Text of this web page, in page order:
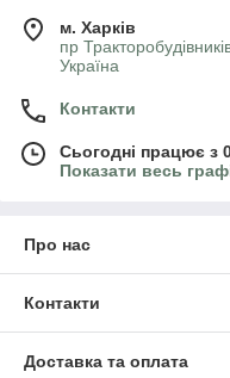
м. Харків
пр
Україна
Контакти
Сьогодні працює з
Показати весь
Про нас
Контакти
Доставка та оплата